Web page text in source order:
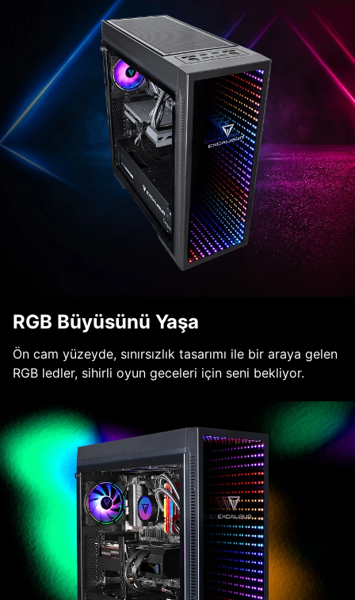
RGB Büyüsünü Yaşa
Ön cam yüzeyde, sınırsızlık tasarımı ile bir araya gelen
RGB ledler, sihirli oyun geceleri için seni bekliyor.